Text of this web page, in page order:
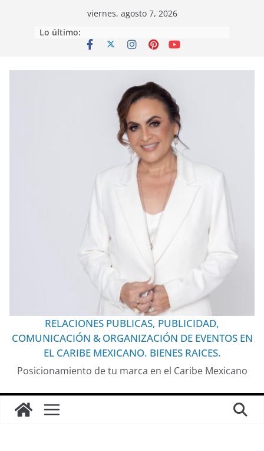
viernes, agosto 7, 2026
Lo último:
RELACIONES PUBLICAS, PUBLICIDAD,
COMUNICACIÓN & ORGANIZACIÓN DE EVENTOS EN
EL CARIBE MEXICANO. BIENES RAICES.
Posicionamiento de tu marca en el Caribe Mexicano